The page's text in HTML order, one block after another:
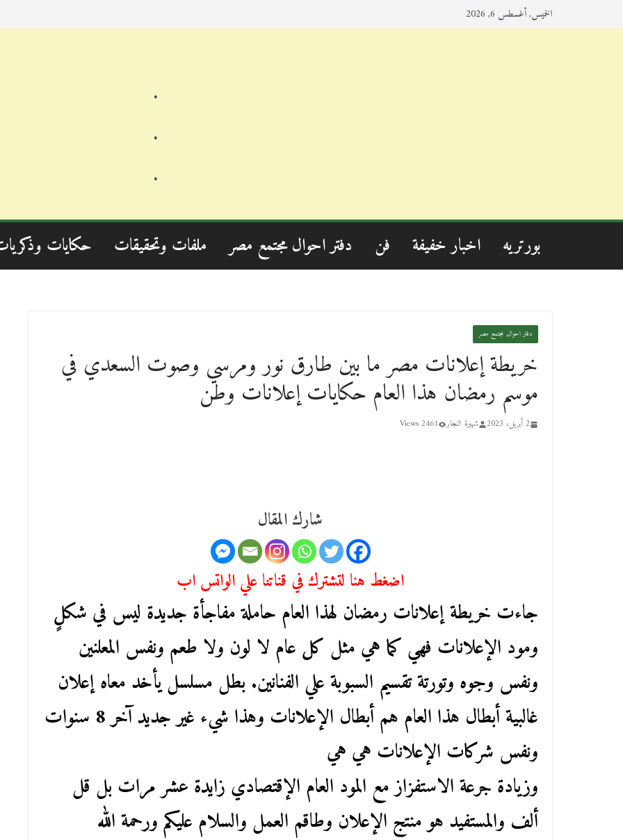
الخميس, أغسطس 6, 2026
.
.
.
بورتريه اخبار خفيفة فن دفتر احوال مجتمع مصر ملفات وتحقيقات حكايات
دفتر احوال مجتمع مصر
خريطة إعلانات مصر ما بين طارق نور ومرسي وصوت السعدي في
موسم رمضان هذا العام حكايات إعلانات وطن
2 أبريل، 2023 شهيرة النجار 2461 Views
شارك المقال
اضغط هنا لتشترك في قناتنا علي الواتس اب
جاءت خريطة إعلانات رمضان لهذا العام حاملة مفاجأة جديدة ليس في شكلٍ
ومود الإعلانات فهي كما هي مثل كل عام لا لون ولا طعم ونفس المعلنين
ونفس وجوه وتورتة تقسيم السبوبة علي الفنانين. بطل مسلسل يأخد معاه إعلان
غالبية أبطال هذا العام هم أبطال الإعلانات وهذا شيء غير جديد آخر 8 سنوات
ونفس شركات الإعلانات هي هي
وزيادة جرعة الاستفزاز مع المود العام الإقتصادي زايدة عشر مرات بل قل
ألف والمستفيد هو منتج الإعلان وطاقم العمل والسلام عليكم ورحمة الله